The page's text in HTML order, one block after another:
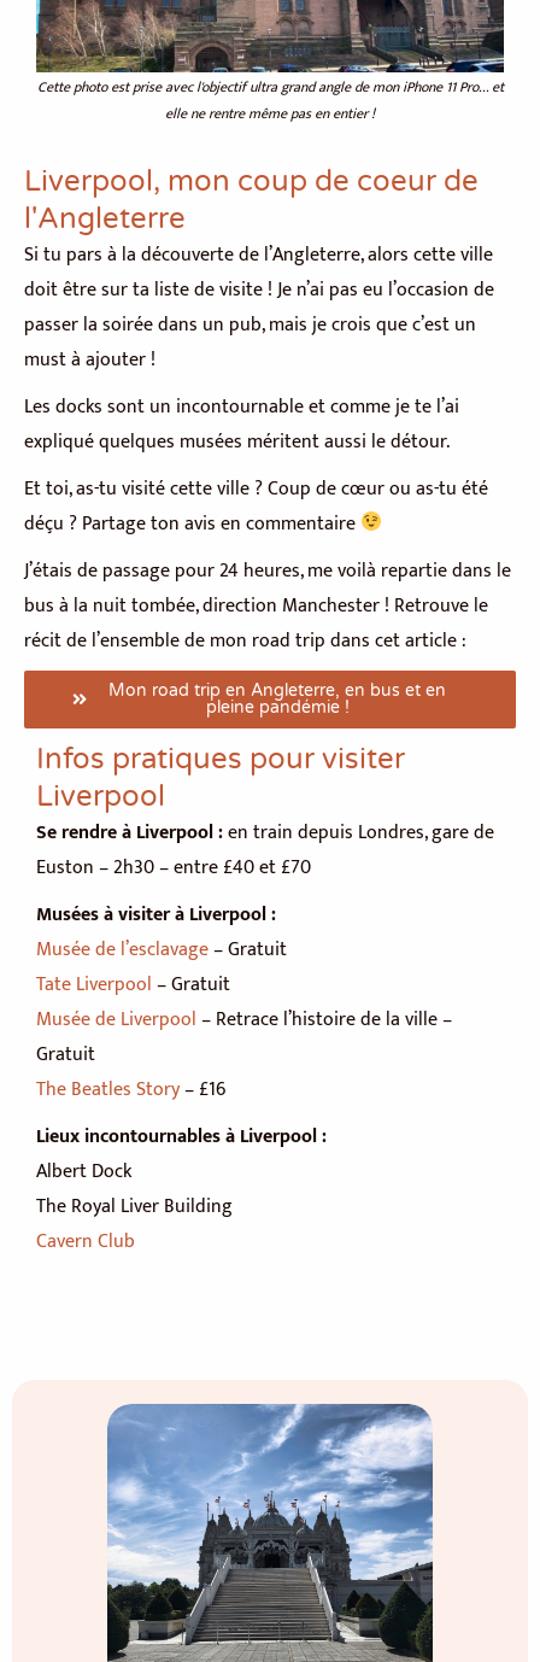
Cette photo est prise avec l'objectif ultra grand angle de mon iPhone 11 Pro... et
elle ne rentre même pas en entier !
Liverpool, mon coup de coeur de
l'Angleterre
Si tu pars à la découverte de l’Angleterre, alors cette ville
doit être sur ta liste de visite ! Je n’ai pas eu l’occasion de
passer la soirée dans un pub, mais je crois que c’est un
must à ajouter !
Les docks sont un incontournable et comme je te l’ai
expliqué quelques musées méritent aussi le détour.
Et toi, as-tu visité cette ville ? Coup de cœur ou as-tu été
déçu ? Partage ton avis en commentaire
J’étais de passage pour 24 heures, me voilà repartie dans le
bus à la nuit tombée, direction Manchester ! Retrouve le
récit de l’ensemble de mon road trip dans cet article :
Mon road trip en Angleterre, en bus et en
pleine pandémie !
Infos pratiques pour visiter
Liverpool
Se rendre à Liverpool :en train depuis Londres, gare de
Euston – 2h30 – entre £40 et £70
Musées à visiter à Liverpool :
Musée de l’esclavage– Gratuit
Tate Liverpool– Gratuit
Musée de Liverpool– Retrace l’histoire de la ville –
Gratuit
The Beatles Story– £16
Lieux incontournables à Liverpool :
Albert Dock
The Royal Liver Building
Cavern Club